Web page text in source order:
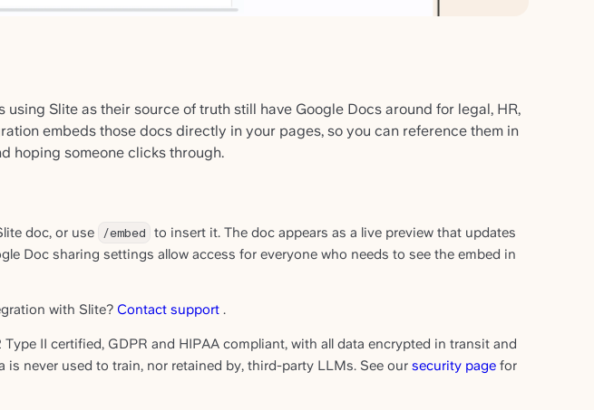
Slite as their source of truth still have Google Docs around for legal, HR,
embeds those docs directly in your pages, so you can reference them in
hoping someone clicks through.
doc, or use /embed to insert it. The doc appears as a live preview that updates
Doc sharing settings allow access for everyone who needs to see the embed in
with Slite? Contact support .
Type II certified, GDPR and HIPAA compliant, with all data encrypted in transit and
is never used to train, nor retained by, third-party LLMs. See our security page for